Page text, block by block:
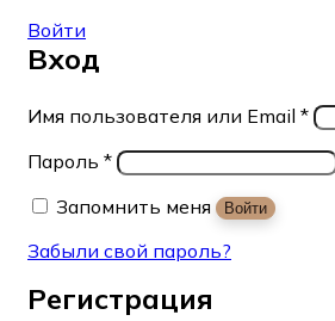
Войти
Вход
Имя пользователя или Email *
Пароль *
Запомнить меня
Войти
Забыли свой пароль?
Регистрация